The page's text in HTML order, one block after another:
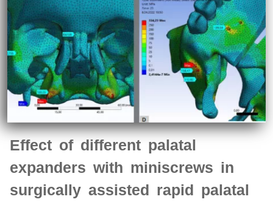
Effect of different palatal
expanders with miniscrews in
surgically assisted rapid palatal